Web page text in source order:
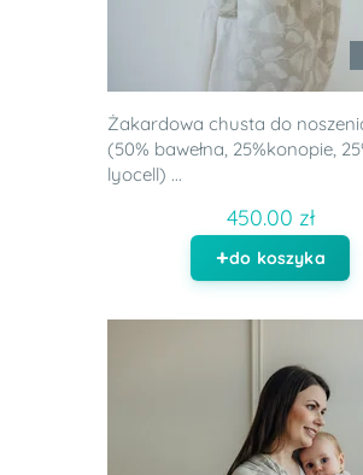
Żakardowa chusta do
(50% bawełna, 25%konopie,
lyocell) ...
450.00 zł
do koszyka